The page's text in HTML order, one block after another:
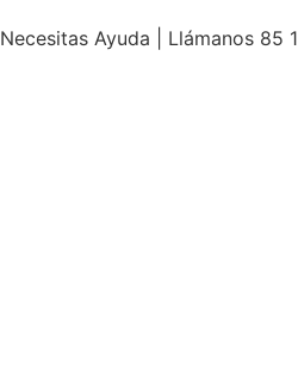
Necesitas Ayuda | Llámanos 85